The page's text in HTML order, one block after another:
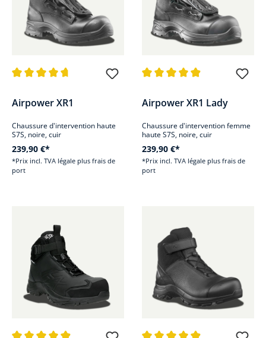
Airpower XR1
Chaussure d'intervention haute
S7S, noire, cuir
239,90 €*
*Prix incl. TVA légale plus frais de
port
Airpower XR1 Lady
Chaussure d'intervention femme
haute S7S, noire, cuir
239,90 €*
*Prix incl. TVA légale plus frais de
port